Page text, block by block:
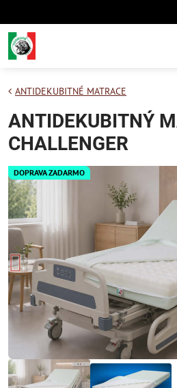
DOPRAVA ZADARMO
ANTIDEKUBITNÉ MATRACE
ANTIDEKUBITNÝ
CHALLENGER